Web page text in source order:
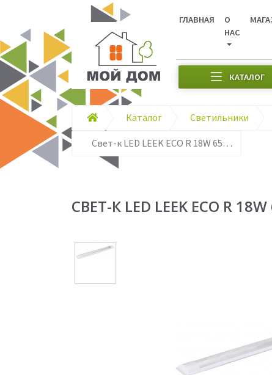
ГЛАВНАЯ
О
НАС
КАТАЛОГ
Каталог Светильники
Свет-к LED LEEK ECO R 18W 6500К арт057
СВЕТ-К LED LEEK ECO R